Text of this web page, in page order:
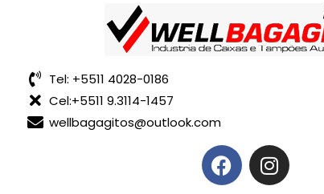
Tel: +5511 4028-0186
Cel:+5511 9.3114-1457
wellbagagitos@outlook.com